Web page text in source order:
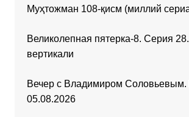
Муҳтожман 108-қисм (миллий
Великолепная пятерка-8. Серия
вертикали
Вечер с Владимиром Соловьевым.
05.08.2026